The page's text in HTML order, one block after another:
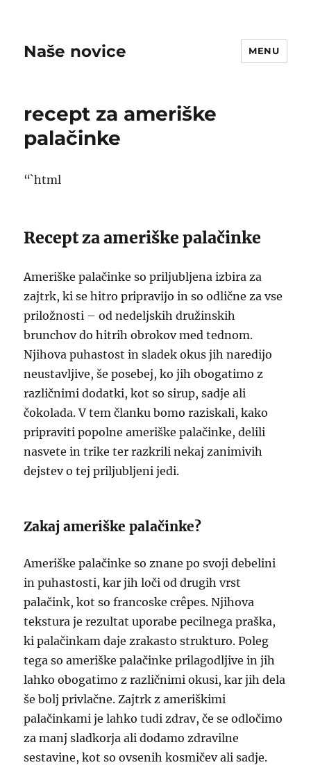
Naše novice MENU
recept za ameriške
palačinke
“`html
Recept za ameriške palačinke
Ameriške palačinke so priljubljena izbira za
zajtrk, ki se hitro pripravijo in so odlične za vse
priložnosti – od nedeljskih družinskih
brunchov do hitrih obrokov med tednom.
Njihova puhastost in sladek okus jih naredijo
neustavljive, še posebej, ko jih obogatimo z
različnimi dodatki, kot so sirup, sadje ali
čokolada. V tem članku bomo raziskali, kako
pripraviti popolne ameriške palačinke, delili
nasvete in trike ter razkrili nekaj zanimivih
dejstev o tej priljubljeni jedi.
Zakaj ameriške palačinke?
Ameriške palačinke so znane po svoji debelini
in puhastosti, kar jih loči od drugih vrst
palačink, kot so francoske crêpes. Njihova
tekstura je rezultat uporabe pecilnega praška,
ki palačinkam daje zrakasto strukturo. Poleg
tega so ameriške palačinke prilagodljive in jih
lahko obogatimo z različnimi okusi, kar jih dela
še bolj privlačne. Zajtrk z ameriškimi
palačinkami je lahko tudi zdrav, če se odločimo
za manj sladkorja ali dodamo zdravilne
sestavine, kot so ovsenih kosmičev ali sadje.